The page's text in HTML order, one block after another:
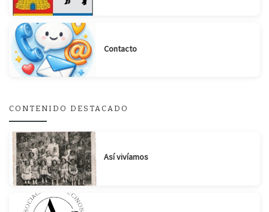
Contacto
CONTENIDO DESTACADO
Así vivíamos